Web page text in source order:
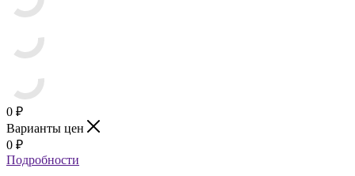
0 ₽
Варианты цен
0 ₽
Подробности